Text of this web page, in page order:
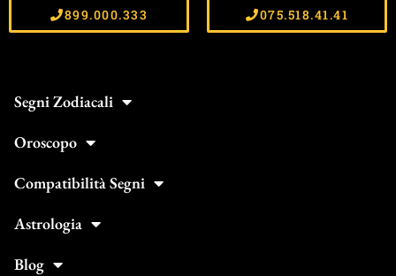
899.000.333 075.518.41.41
Segni Zodiacali
Oroscopo
Compatibilità Segni
Astrologia
Blog